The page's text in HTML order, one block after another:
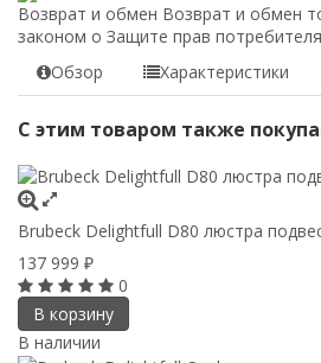
Возврат и обмен Возврат и обмен
законом о Защите прав потребителя
Обзор
Характеристики
С этим товаром также
Brubeck Delightfull D80 люстра
137 999 ₽
0
В корзину
В наличии